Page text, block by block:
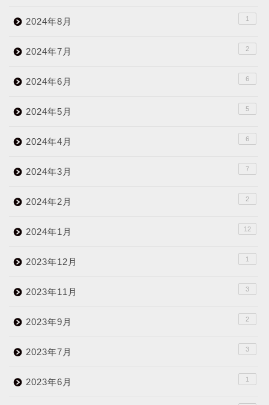
2024年8月 1
2024年7月 2
2024年6月 6
2024年5月 5
2024年4月 6
2024年3月 7
2024年2月 2
2024年1月 12
2023年12月 1
2023年11月 3
2023年9月 2
2023年7月 3
2023年6月 1